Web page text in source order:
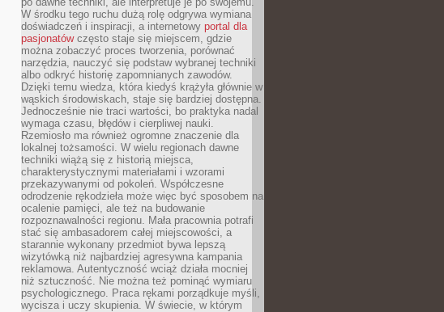
W środku tego ruchu dużą rolę odgrywa wymiana
doświadczeń i inspiracji, a internetowy portal dla
pasjonatówczęsto staje się miejscem, gdzie
można zobaczyć proces tworzenia, porównać
narzędzia, nauczyć się podstaw wybranej techniki
albo odkryć historię zapomnianych zawodów.
Dzięki temu wiedza, która kiedyś krążyła głównie w
wąskich środowiskach, staje się bardziej dostępna.
Jednocześnie nie traci wartości, bo praktyka nadal
wymaga czasu, błędów i cierpliwej nauki.
Rzemiosło ma również ogromne znaczenie dla
lokalnej tożsamości. W wielu regionach dawne
techniki wiążą się z historią miejsca,
charakterystycznymi materiałami i wzorami
przekazywanymi od pokoleń. Współczesne
odrodzenie rękodzieła może więc być sposobem na
ocalenie pamięci, ale też na budowanie
rozpoznawalności regionu. Mała pracownia potrafi
stać się ambasadorem całej miejscowości, a
starannie wykonany przedmiot bywa lepszą
wizytówką niż najbardziej agresywna kampania
reklamowa. Autentyczność wciąż działa mocniej
niż sztuczność. Nie można też pominąć wymiaru
psychologicznego. Praca rękami porządkuje myśli,
wycisza i uczy skupienia. W świecie, w którym